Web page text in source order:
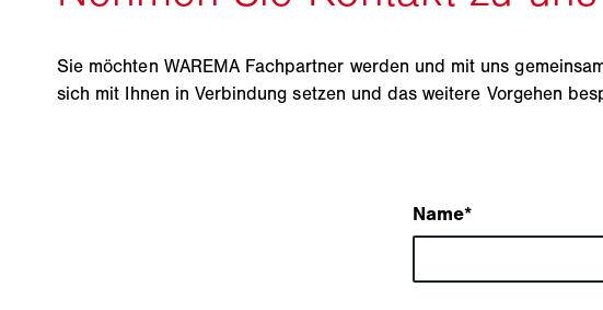
Sie möchten WAREMA Fachpartner werden und mit uns
sich mit Ihnen in Verbindung setzen und das weitere Vorgehen
Name*